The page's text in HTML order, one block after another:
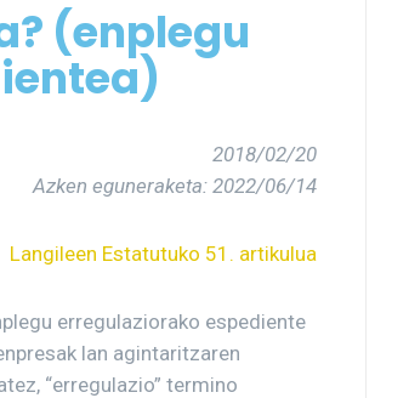
(enplegu
entea)
2018/02/20
Azken eguneraketa: 2022/06/14
Langileen Estatutuko 51. artikulua
erregulaziorako espediente
lan agintaritzaren
“erregulazio” termino